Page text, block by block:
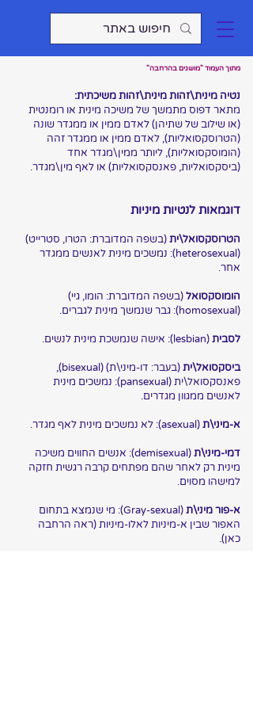
מתוך העמוד "מושגים בהרחבה"
נטיה מינית\זהות מינית\זהות משיכתית:
מתאר דפוס מתמשך של משיכה מינית או רומנטית
(או שילוב של שתיהן) לאדם ממין או ממגדר שונה
(הטרוסקסואליות), לאדם ממין או ממגדר זהה
(הומוסקסואליות), ליותר ממין\מגדר אחד
(ביסקסואליות, פאנסקסואליות) או לאף מין\מגדר.
דוגמאות לנטיות מיניות
הטרוסקסואל\ית(בשפה המדוברת: הטרו, סטרייט)
(heterosexual): נמשכים מינית לאנשים ממגדר
אחר.
הומוסקסואל(בשפה המדוברת: הומו, גיי)
(homosexual): גבר שנמשך מינית לגברים.
לסבית(lesbian): אישה שנמשכת מינית לנשים.
ביסקסואל\ית
(בעבר: דו-מיני\ת) (bisexual),
פאנסקסואל\ית (pansexual): נמשכים מינית
לאנשים ממגוון מגדרים.
א-מיני\ת(asexual): לא נמשכים מינית לאף מגדר.
דמי-מיני\ת
(demisexual): אנשים החווים משיכה
מינית רק לאחר שהם מפתחים קרבה רגשית חזקה
למישהו מסוים.
א-פור מיני\ת
(Gray-sexual): מי שנמצא בתחום
האפור שבין א-מיניות לאלו-מיניות (ראה הרחבה
כאן).